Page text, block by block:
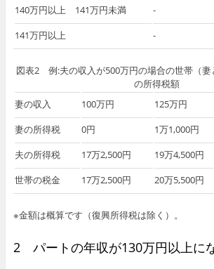
140万円以上 141万円未満
‐
141万円以上
‐
図表2 例:夫の収入が500万円の場合の世帯（妻
の所得税額
妻の収入
100万円 125万円
妻の所得税
0円 1万1,000円
夫の所得税
17万2,500円 19万4,500円
世帯の税金
17万2,500円 20万5,500円
※金額は概算です（復興所得税は除く）。
2 パートの年収が130万円以上に